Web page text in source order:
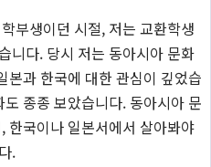
부생이던 시절, 저는 교환학생
니다. 당시 저는 동아시아 문화
본과 한국에 대한 관심이 깊었습
종종 보았습니다. 동아시아 문
한국이나 일본서에서 살아봐야
.